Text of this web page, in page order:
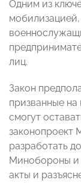
Одним из
мобилизацией,
лиц.
Закон
призванные
смогут
разработать
Минобороны и
акты и